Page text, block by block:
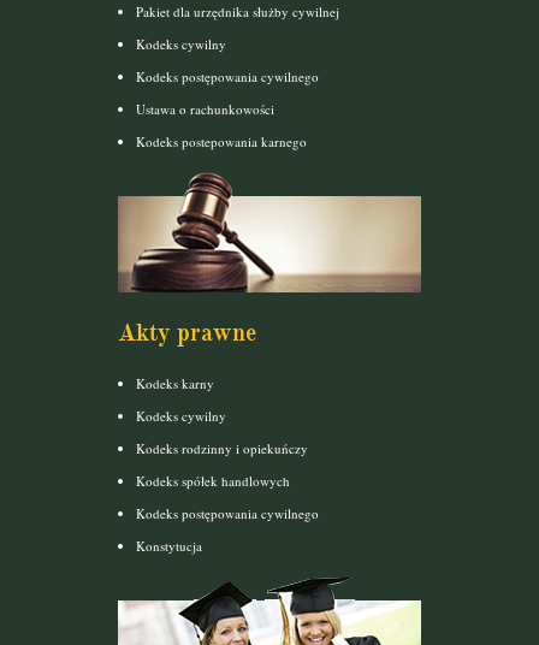
Pakiet dla urzędnika służby cywilnej
Kodeks cywilny
Kodeks postępowania cywilnego
Ustawa o rachunkowości
Kodeks postepowania karnego
Akty prawne
Kodeks karny
Kodeks cywilny
Kodeks rodzinny i opiekuńczy
Kodeks spółek handlowych
Kodeks postępowania cywilnego
Konstytucja